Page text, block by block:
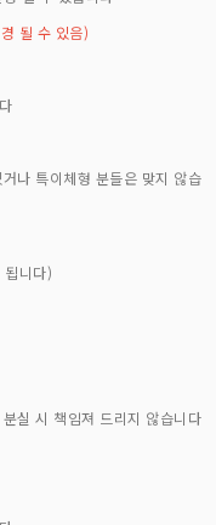
될 수 있음)
나 특이체형 분들은 맞지 않습
됩니다)
실 시 책임져 드리지 않습니다